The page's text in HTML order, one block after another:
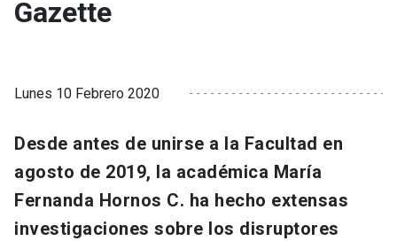
Gazette
Lunes 10 Febrero 2020
Desde antes de unirse a la Facultad en
agosto de 2019, la académica María
Fernanda Hornos C. ha hecho extensas
investigaciones sobre los disruptores